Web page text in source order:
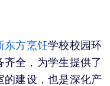
东方烹饪学校校园环
全，为学生提供了
的建设，也是深化产